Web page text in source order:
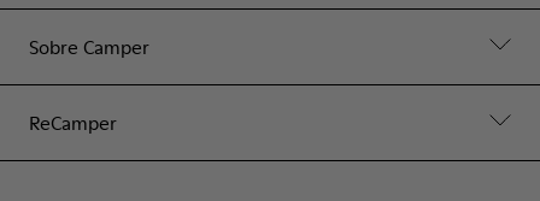
Sobre Camper
ReCamper